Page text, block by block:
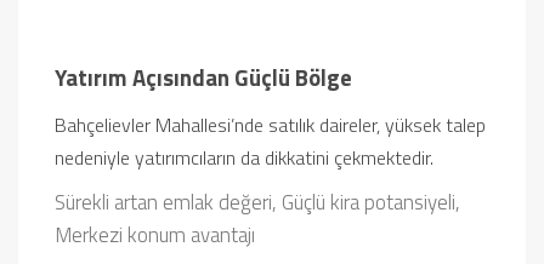
Yatırım Açısından Güçlü Bölge
Bahçelievler Mahallesi’nde satılık daireler, yüksek talep
nedeniyle yatırımcıların da dikkatini çekmektedir.
Sürekli artan emlak değeri, Güçlü kira potansiyeli,
Merkezi konum avantajı